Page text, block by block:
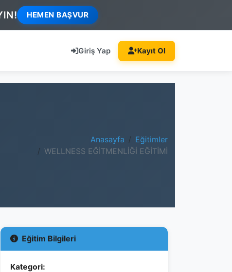
HEMEN BAŞVUR
Giriş Yap Kayıt Ol
Anasayfa
Eğitimler
WELLNESS EĞİTMENLİĞİ EĞİTİMİ
Eğitim Bilgileri
Kategori: